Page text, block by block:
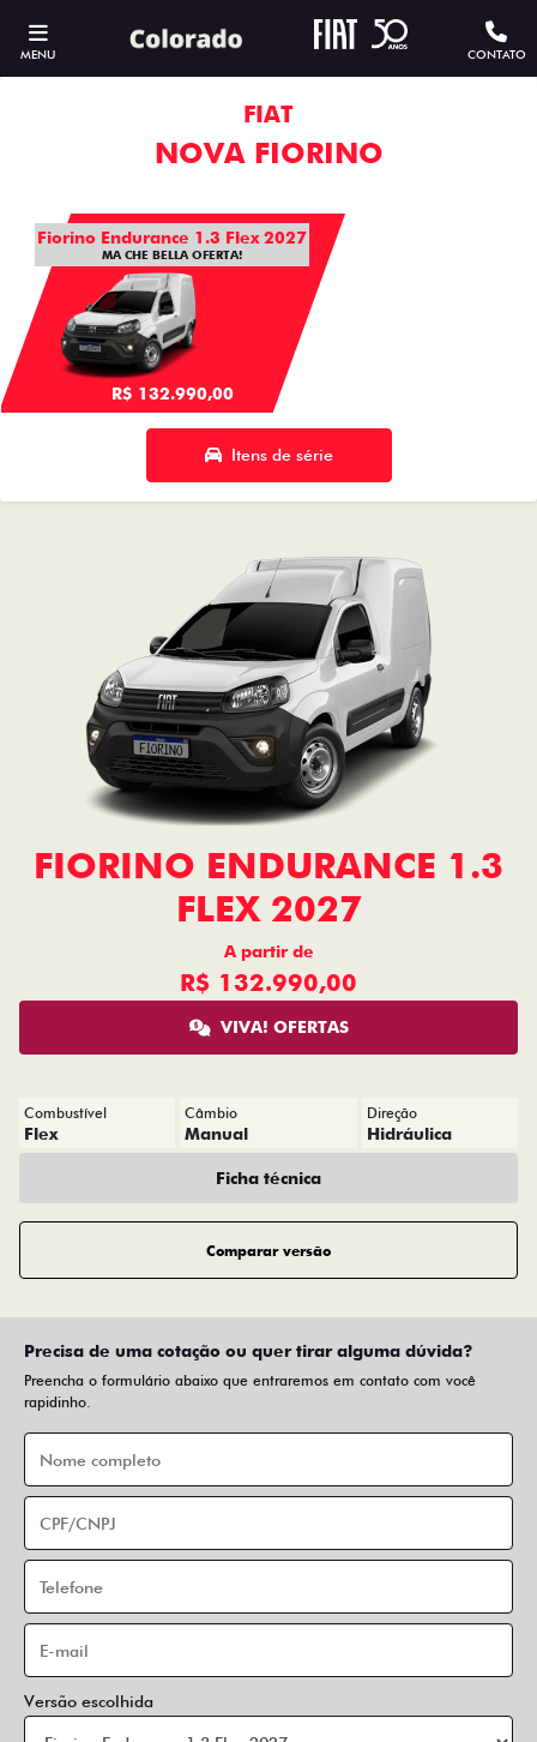
MENU CONTATO
FIAT
NOVA FIORINO
Fiorino Endurance 1.3 Flex 2027
MA CHE BELLA OFERTA!
R$ 132.990,00
Itens de série
FIORINO ENDURANCE 1.3
FLEX 2027
A partir de
R$ 132.990,00
VIVA! OFERTAS
Combustível
Flex
Câmbio
Manual
Direção
Hidráulica
Ficha técnica
Comparar versão
Precisa de uma cotação ou quer tirar alguma dúvida?
Preencha o formulário abaixo que entraremos em contato com você
rapidinho.
Versão escolhida